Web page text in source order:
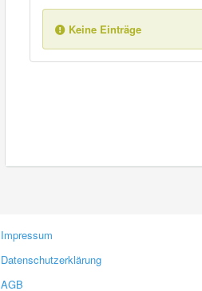
Keine Einträge
Impressum
Datenschutzerklärung
AGB